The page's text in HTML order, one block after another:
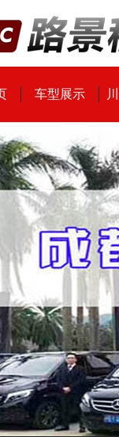
车型展示